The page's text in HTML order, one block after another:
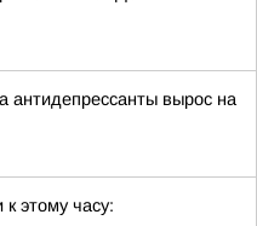
антидепрессанты вырос на
этому часу: